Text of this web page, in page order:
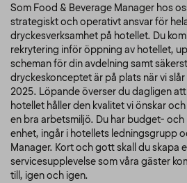
Som Food & Beverage Manager hos
strategiskt och operativt ansvar för
dryckesverksamhet på hotellet. Du
rekrytering inför öppning av hotellet,
scheman för din avdelning samt
dryckeskonceptet är på plats när vi
2025. Löpande överser du dagligen
hotellet håller den kvalitet vi önskar
en bra arbetsmiljö. Du har budget-
enhet, ingår i hotellets ledningsgrupp
Manager. Kort och gott skall du skapa
servicesupplevelse som våra gäster
till, igen och igen.